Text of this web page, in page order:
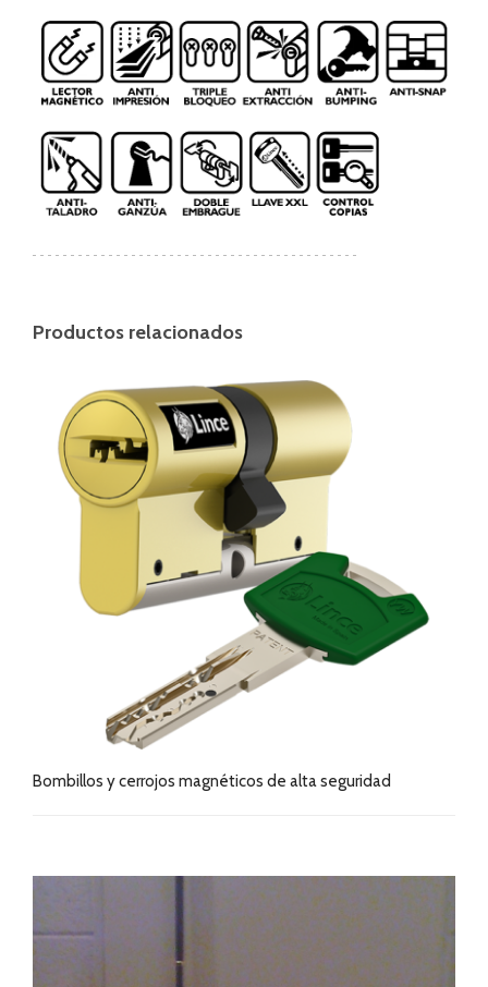
Productos relacionados
Bombillos y cerrojos magnéticos de alta seguridad